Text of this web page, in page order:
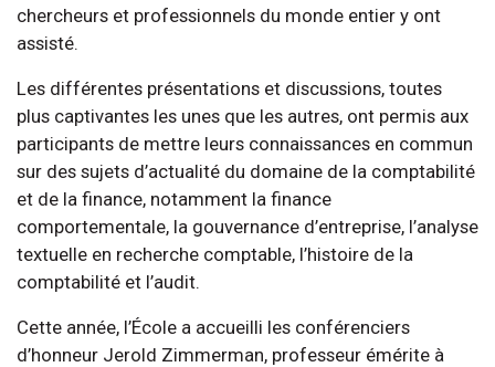
chercheurs et professionnels du monde entier y ont
assisté.
Les différentes présentations et discussions, toutes
plus captivantes les unes que les autres, ont permis aux
participants de mettre leurs connaissances en commun
sur des sujets d’actualité du domaine de la comptabilité
et de la finance, notamment la finance
comportementale, la gouvernance d’entreprise, l’analyse
textuelle en recherche comptable, l’histoire de la
comptabilité et l’audit.
Cette année, l’École a accueilli les conférenciers
d’honneur Jerold Zimmerman, professeur émérite à